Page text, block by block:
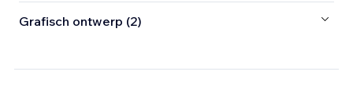
Grafisch ontwerp (2)